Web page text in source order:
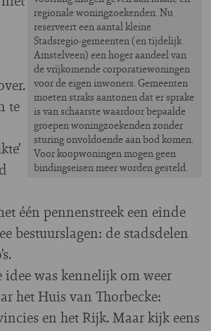
regionale woningzoekenden. Nu
reserveert een aantal kleine
Stadsregio-gemeenten (en tijdelijk
Amstelveen) een hoger aandeel van
de vrijkomende corporatiewoningen
voor de eigen inwoners. Gemeenten
moeten straks aantonen dat er sprake
is van schaarste waardoor bepaalde
groepen woningzoekenden zonder
sturing onvoldoende aan bod komen.
Voor koopwoningen mogen geen
bindingseisen meer worden gesteld.
te
één pennenstreek een einde
bestuurslagen: de stadsdelen
idee was kennelijk om weer
het Huis van Thorbecke:
en het Rijk. Maar kijk eens